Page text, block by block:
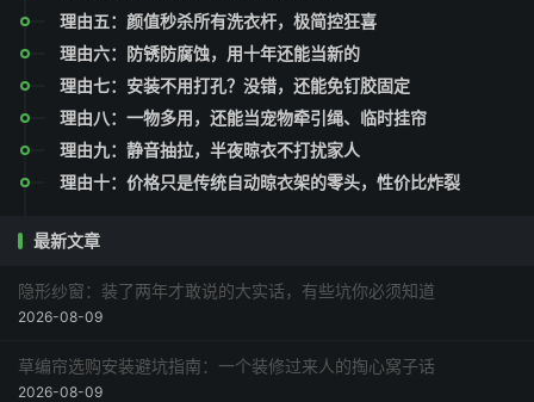
理由五：颜值秒杀所有洗衣杆，极简控狂喜
理由六：防锈防腐蚀，用十年还能当新的
理由七：安装不用打孔？没错，还能免钉胶固定
理由八：一物多用，还能当宠物牵引绳、临时挂帘
理由九：静音抽拉，半夜晾衣不打扰家人
理由十：价格只是传统自动晾衣架的零头，性价比炸裂
最新文章
隐形纱窗：装了两年才敢说的大实话，有些坑你必须知道
2026-08-09
草编帘选购安装避坑指南：一个装修过来人的掏心窝子话
2026-08-09